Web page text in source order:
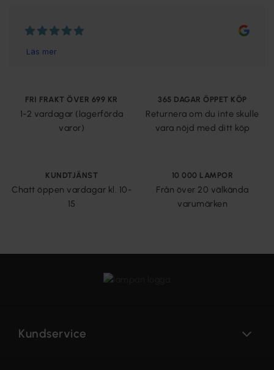
FRI FRAKT ÖVER 699 KR
1-2 vardagar (lagerförda
varor)
365 DAGAR ÖPPET KÖP
Returnera om du inte skulle
vara nöjd med ditt köp
KUNDTJÄNST
Chatt öppen vardagar kl. 10-
15
10 000 LAMPOR
Från över 20 välkända
varumärken
Kundservice